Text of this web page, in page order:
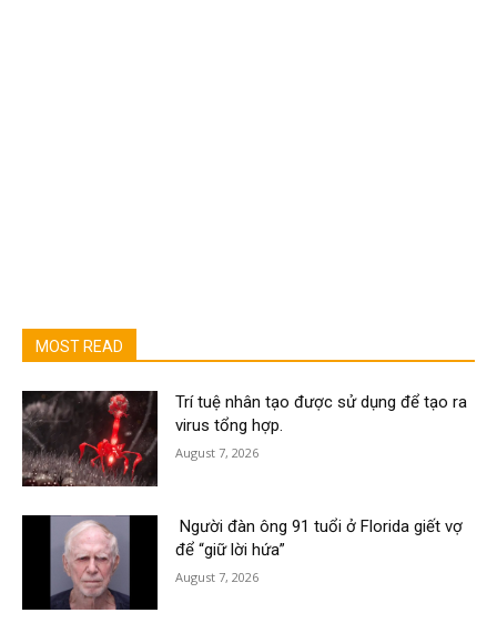
MOST READ
Trí tuệ nhân tạo được sử dụng để tạo ra
virus tổng hợp.
August 7, 2026
Người đàn ông 91 tuổi ở Florida giết vợ
để “giữ lời hứa”
August 7, 2026